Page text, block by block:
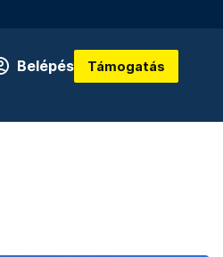
Belépés Támogatás